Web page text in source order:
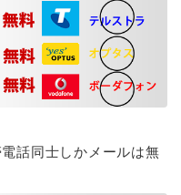
話同士しかメールは無